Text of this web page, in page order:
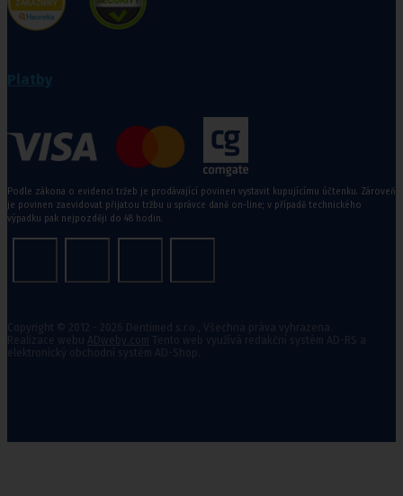
Podle zákona o evidenci tržeb je prodávající povinen vystavit kupujícímu účtenku. Zároveň
je povinen zaevidovat přijatou tržbu u správce daně on-line; v případě technického
výpadku pak nejpozději do 48 hodin.